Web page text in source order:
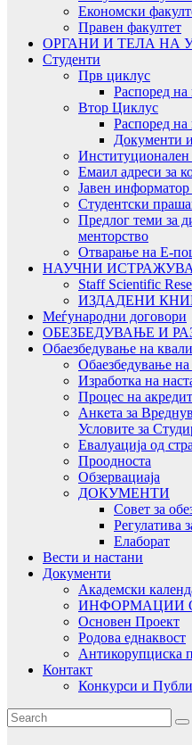
Економски
Правен факултет
ОРГАНИ И ТЕЛА НА
Студенти
Прв циклус
Распоред
Втор Циклус
Распоред
Документи
Емаил адреси за
Јавен
Студентски
Предлог теми за
менторство
Отварање на Е-
НАУЧНИ
Staff Scientific
ИЗДАДЕНИ
Меѓународни договори
ОБЕЗБЕДУВАЊЕ И
Обаезбедување на
Обаезбедување на
Изработка на
Процес на
Анкета за
Условите за
Евалуација од
Проодноста
Обзервациаја
ДОКУМЕНТИ
Совет за
Регулатива
Елаборат
Вести и настани
Документи
Академски
ИНФОРМАЦИИ
Основен Проект
Родова еднаквост
Антикорупциска
Контакт
Конкурси и